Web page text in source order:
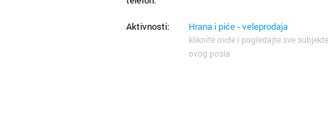
Aktivnosti: Hrana i piće - veleprodaja
kliknite ovde i pogledajte sve
ovog posla